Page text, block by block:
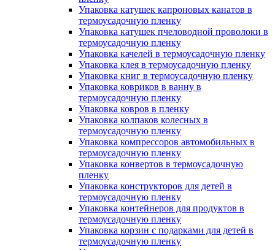
Упаковка катушек капроновых канатов в
термоусадочную пленку
Упаковка катушек пчеловодной проволоки в
термоусадочную пленку
Упаковка качелей в термоусадочную пленку
Упаковка клея в термоусадочную пленку
Упаковка книг в термоусадочную пленку
Упаковка ковриков в ванну в
термоусадочную пленку
Упаковка ковров в пленку
Упаковка колпаков колесных в
термоусадочную пленку
Упаковка компрессоров автомобильных в
термоусадочную пленку
Упаковка конвертов в термоусадочную
пленку
Упаковка конструкторов для детей в
термоусадочную пленку
Упаковка контейнеров для продуктов в
термоусадочную пленку
Упаковка корзин с подарками для детей в
термоусадочную пленку